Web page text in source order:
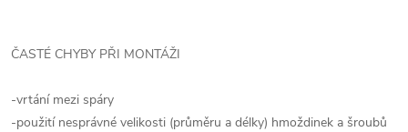
ČASTÉ CHYBY PŘI MONTÁŽI
-vrtání mezi spáry
-použití nesprávné velikosti (průměru a délky) hmoždinek a šroubů